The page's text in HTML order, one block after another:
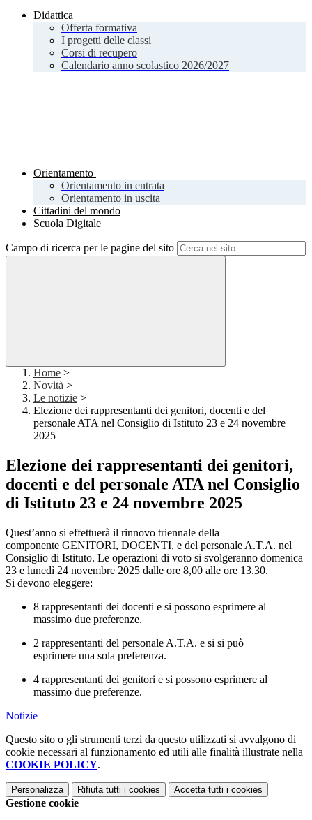
Didattica
Offerta formativa
I progetti delle classi
Corsi di recupero
Calendario anno scolastico 2026/2027
Orientamento
Orientamento in entrata
Orientamento in uscita
Cittadini del mondo
Scuola Digitale
Campo di ricerca per le pagine del sito
Home >
Novità >
Le notizie >
Elezione dei rappresentanti dei genitori, docenti e del
personale ATA nel Consiglio di Istituto 23 e 24 novembre
2025
Elezione dei rappresentanti dei genitori,
docenti e del personale ATA nel Consiglio
di Istituto 23 e 24 novembre 2025
Quest’anno si effettuerà il rinnovo triennale della
componente GENITORI, DOCENTI, e del personale A.T.A. nel
Consiglio di Istituto. Le operazioni di voto si svolgeranno domenica
23 e lunedì 24 novembre 2025 dalle ore 8,00 alle ore 13.30.
Si devono eleggere:
8 rappresentanti dei docenti e si possono esprimere al
massimo due preferenze.
2 rappresentanti del personale A.T.A. e si si può
esprimere una sola preferenza.
4 rappresentanti dei genitori e si possono esprimere al
massimo due preferenze.
Notizie
Questo sito o gli strumenti terzi da questo utilizzati si avvalgono di
cookie necessari al funzionamento ed utili alle finalità illustrate nella
COOKIE POLICY.
Personalizza Rifiuta tutti i cookies Accetta tutti i cookies
Gestione cookie